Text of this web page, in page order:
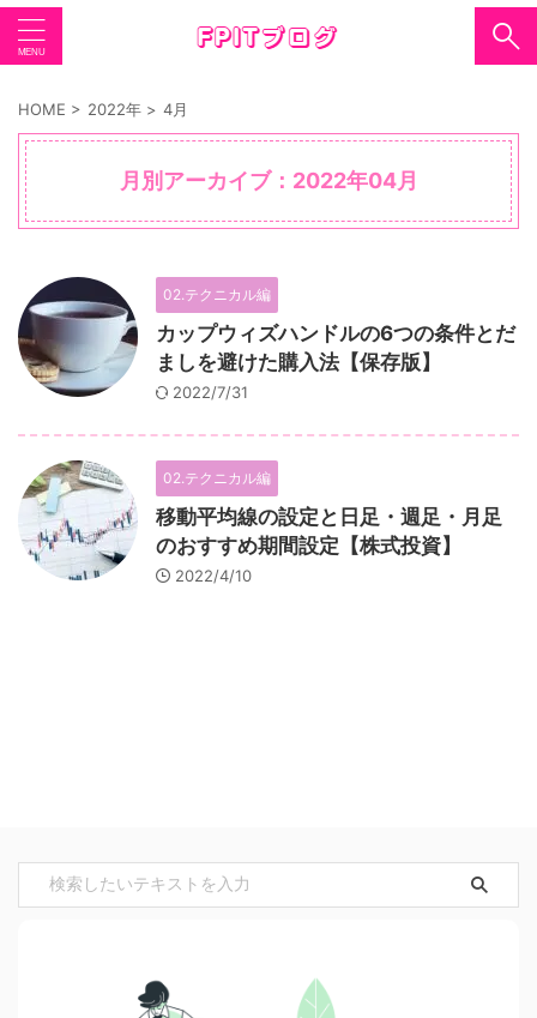
HOME > 2022年 > 4月
月別アーカイブ：2022年04月
02.テクニカル編
カップウィズハンドルの6つの条件とだ
ましを避けた購入法【保存版】
2022/7/31
02.テクニカル編
移動平均線の設定と日足・週足・月足
のおすすめ期間設定【株式投資】
2022/4/10